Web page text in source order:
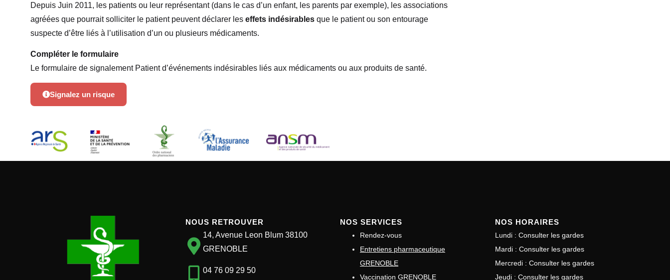
Depuis Juin 2011, les patients ou leur représentant (dans le cas d’un enfant, les parents par exemple), les associations
agréées que pourrait solliciter le patient peuvent déclarer les effets indésirables que le patient ou son entourage
suspecte d’être liés à l’utilisation d’un ou plusieurs médicaments.
Compléter le formulaire
Le formulaire de signalement Patient d’événements indésirables liés aux médicaments ou aux produits de santé.
Signalez un risque
NOUS RETROUVER
14, Avenue Leon Blum 38100
GRENOBLE
04 76 09 29 50
NOS SERVICES
Rendez-vous
Entretiens pharmaceutique
GRENOBLE
Vaccination GRENOBLE
NOS HORAIRES
Lundi : Consulter les gardes
Mardi : Consulter les gardes
Mercredi : Consulter les gardes
Jeudi : Consulter les gardes